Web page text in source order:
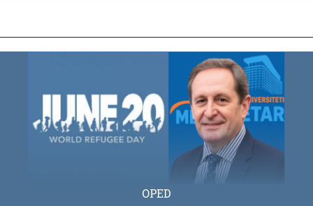
OPED